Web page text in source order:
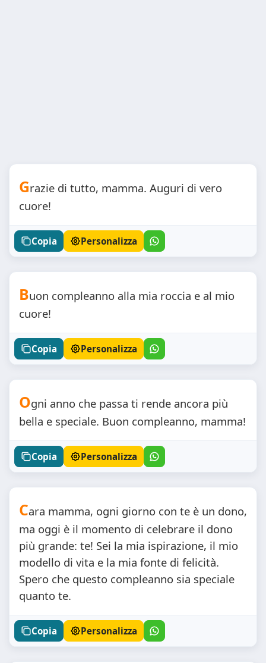
Grazie di tutto, mamma. Auguri di vero
cuore!
Copia Personalizza
Buon compleanno alla mia roccia e al mio
cuore!
Copia Personalizza
Ogni anno che passa ti rende ancora più
bella e speciale. Buon compleanno, mamma!
Copia Personalizza
Cara mamma, ogni giorno con te è un dono,
ma oggi è il momento di celebrare il dono
più grande: te! Sei la mia ispirazione, il mio
modello di vita e la mia fonte di felicità.
Spero che questo compleanno sia speciale
quanto te.
Copia Personalizza